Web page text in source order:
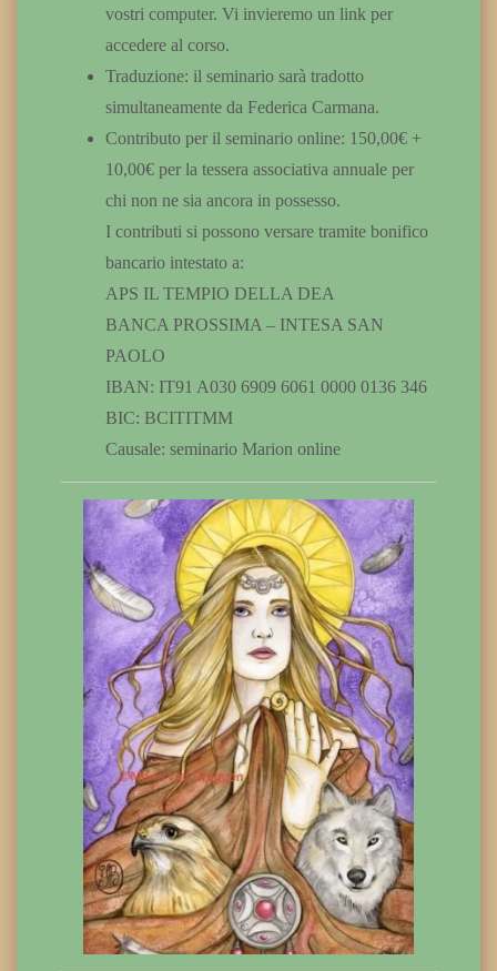
vostri computer. Vi invieremo un link per
accedere al corso.
Traduzione: il seminario sarà tradotto
simultaneamente da Federica Carmana.
Contributo per il seminario online: 150,00€ +
10,00€ per la tessera associativa annuale per
chi non ne sia ancora in possesso.
I contributi si possono versare tramite bonifico
bancario intestato a:
APS IL TEMPIO DELLA DEA
BANCA PROSSIMA – INTESA SAN
PAOLO
IBAN: IT91 A030 6909 6061 0000 0136 346
BIC: BCITITMM
Causale: seminario Marion online